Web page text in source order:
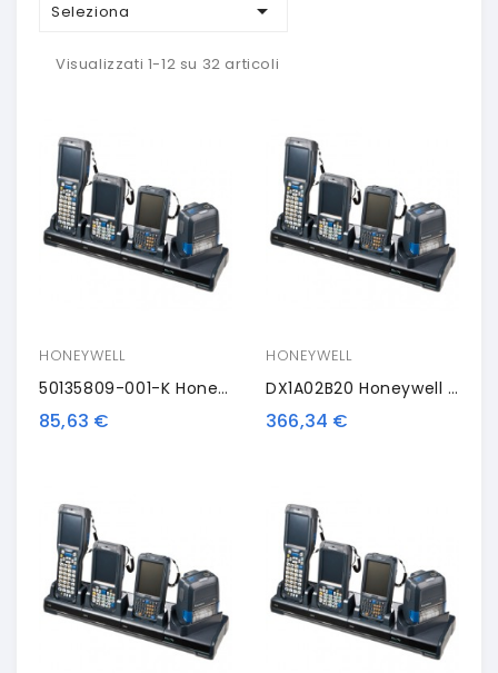
Seleziona 
Visualizzati 1-12 su 32 articoli
HONEYWELL
50135809-001-K Honeywell FlexDock Cup
85,63 €
HONEYWELL
DX1A02B20 Honeywell FlexDock Desktop Dock
366,34 €